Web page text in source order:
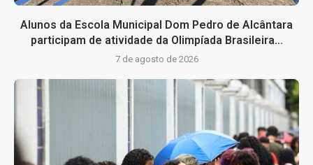
Alunos da Escola Municipal Dom Pedro de Alcântara
participam de atividade da Olimpíada Brasileira...
7 de agosto de 2026